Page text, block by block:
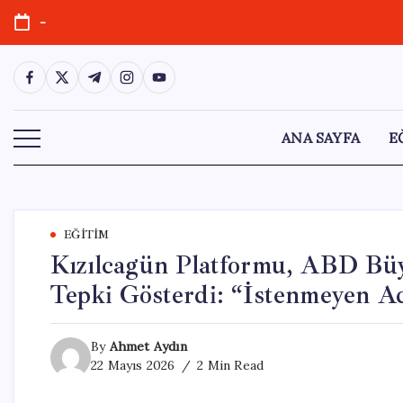
Skip
content
-
https://www.facebook.com/
https://twitter.com/
https://t.me/
https://www.instagram.com/
https://youtube.com/
ANA SAYFA
EĞITIM
Kızılcagün Platformu, ABD
Tepki Gösterdi: “İstenmeyen
By Ahmet Aydın
22 Mayıs 2026
2 Min Read